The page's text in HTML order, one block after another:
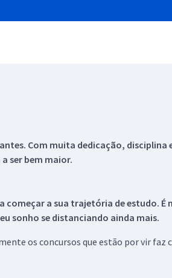
Com muita dedicação, disciplina
ser bem maior.
começar a sua trajetória de estudo.
sonho se distanciando ainda mais.
os concursos que estão por vir faz